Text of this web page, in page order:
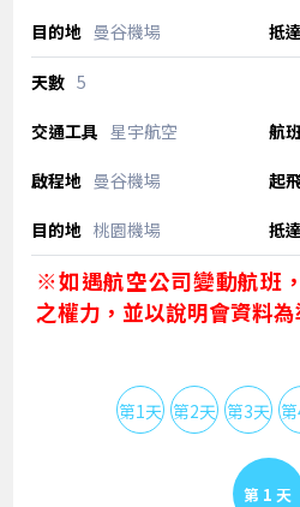
曼谷機場
5
星宇航空
曼谷機場
桃園機場
※如遇航空公司變動航班
之權力，並以說明會資料為
第1天 第2天 第3天
Day 1